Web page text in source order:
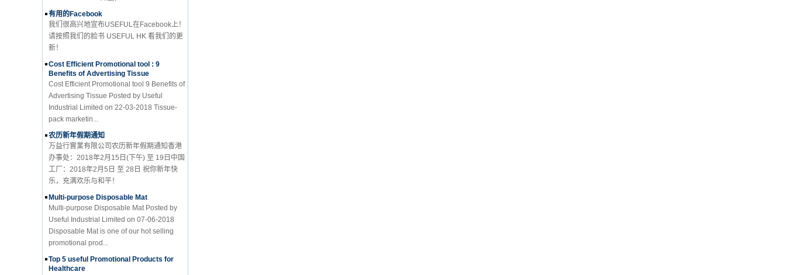
有用的Facebook
我们很高兴地宣布USEFUL在Facebook上！
请按照我们的脸书 USEFUL HK 看我们的更
新！
Cost Efficient Promotional tool : 9
Benefits of Advertising Tissue
Cost Efficient Promotional tool 9 Benefits of
Advertising Tissue Posted by Useful
Industrial Limited on 22-03-2018 Tissue-
pack marketin...
农历新年假期通知
万益行實業有限公司农历新年假期通知香港
办事处：2018年2月15日(下午) 至 19日中国
工厂：2018年2月5日 至 28日 祝你新年快
乐，充满欢乐与和平！
Multi-purpose Disposable Mat
Multi-purpose Disposable Mat Posted by
Useful Industrial Limited on 07-06-2018
Disposable Mat is one of our hot selling
promotional prod...
Top 5 useful Promotional Products for
Healthcare
Top 5 useful Promotional Products for